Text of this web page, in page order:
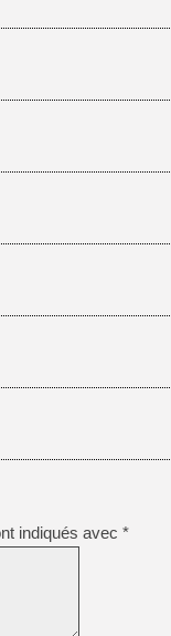
indiqués avec *